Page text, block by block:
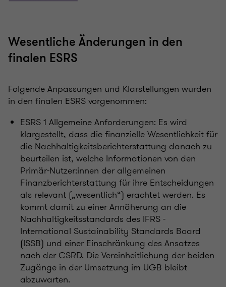
Wesentliche Änderungen in den
finalen ESRS
Folgende Anpassungen und Klarstellungen wurden
in den finalen ESRS vorgenommen:
ESRS1 Allgemeine Anforderungen: Es wird
klargestellt, dass die finanzielle Wesentlichkeit für
die Nachhaltigkeitsberichterstattung danach zu
beurteilen ist, welche Informationen von den
Primär-Nutzer:innen der allgemeinen
Finanzberichterstattung für ihre Entscheidungen
als relevant („wesentlich“) erachtet werden. Es
kommt damit zu einer Annäherung an die
Nachhaltigkeitsstandards des IFRS -
International Sustainability Standards Board
(ISSB) und einer Einschränkung des Ansatzes
nach der CSRD. Die Vereinheitlichung der beiden
Zugänge in der Umsetzung im UGB bleibt
abzuwarten.